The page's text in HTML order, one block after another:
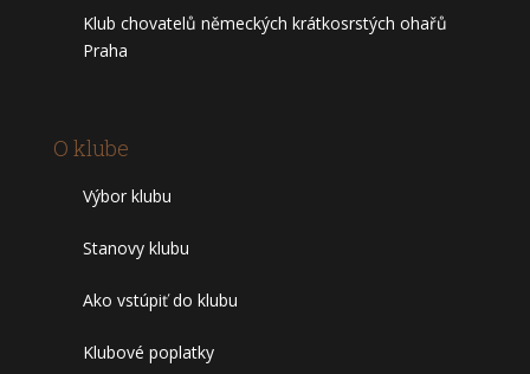
Klub chovatelů německých krátkosrstých ohařů
Praha
O klube
Výbor klubu
Stanovy klubu
Ako vstúpiť do klubu
Klubové poplatky